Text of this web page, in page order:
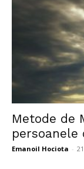
Metode de
persoanele
Emanoil Hociota -